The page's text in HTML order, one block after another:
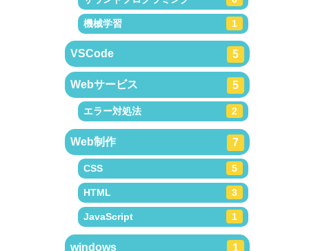
機械学習 1
VSCode 5
Webサービス 5
エラー対処法 2
Web制作 7
CSS 5
HTML 3
JavaScript 1
windows 1